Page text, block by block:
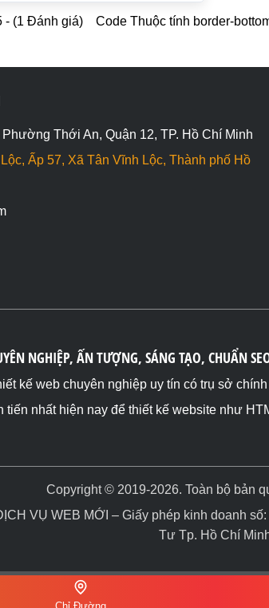
Code Thuộc tính border-
- (1 Đánh giá)
Thới An, Quận 12, TP. Hồ Chí Minh
Ấp 57, Xã Tân Vĩnh Lộc, Thành phố Hồ
NGHIỆP, ẤN TƯỢNG, SÁNG TẠO, CHUẨN
kế web chuyên nghiệp uy tín có trụ sở
tiến nhất hiện nay để thiết kế website như
Copyright © 2019-2026. Toàn bộ bản
VỤ WEB MỚI – Giấy phép kinh doanh
Tư Tp. Hồ Chí